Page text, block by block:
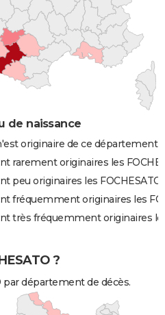
de naissance
originaire de ce département
rarement originaires les
peu originaires les FOCHESATO
fréquemment originaires les
très fréquemment originaires
?
par département de décès.